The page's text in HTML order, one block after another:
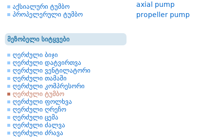
აქსიალური ტუმბო
პროპელერული ტუმბო
მეზობელი სიტყვები
ღერძული ბიჯი
ღერძული დატვირთვა
ღერძული ვენტილატორი
ღერძული თამაში
ღერძული კომპრესორი
ღერძული ტუმბო
ღერძული ფოლხვა
ღერძული ღრეჩო
ღერძული ცემა
ღერძული ძალვა
ღერძული ძრავა
axial pump
propeller pump